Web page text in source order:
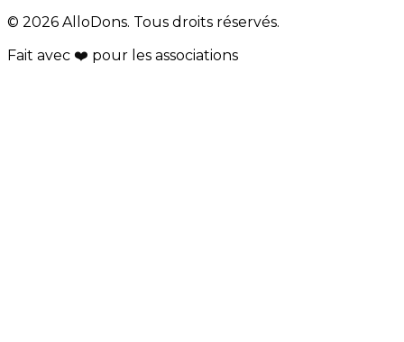
© 2026 AlloDons. Tous droits réservés.
Fait avec ❤️ pour les associations